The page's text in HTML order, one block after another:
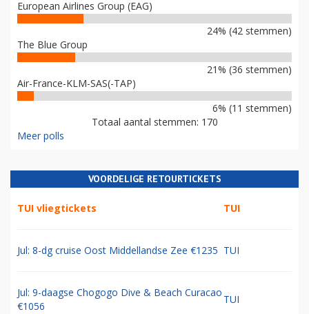
European Airlines Group (EAG)
24% (42 stemmen)
The Blue Group
21% (36 stemmen)
Air-France-KLM-SAS(-TAP)
6% (11 stemmen)
Totaal aantal stemmen: 170
Meer polls
VOORDELIGE RETOURTICKETS
TUI vliegtickets TUI
Jul: 8-dg cruise Oost Middellandse Zee €1235 TUI
Jul: 9-daagse Chogogo Dive & Beach Curacao
€1056
TUI